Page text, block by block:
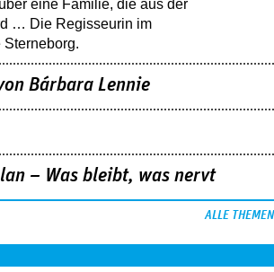
eine ­Familie, die aus der
… Die Regisseurin im
Sterneborg.
Bárbara Lennie
– Was bleibt, was nervt
ALLE THEMEN